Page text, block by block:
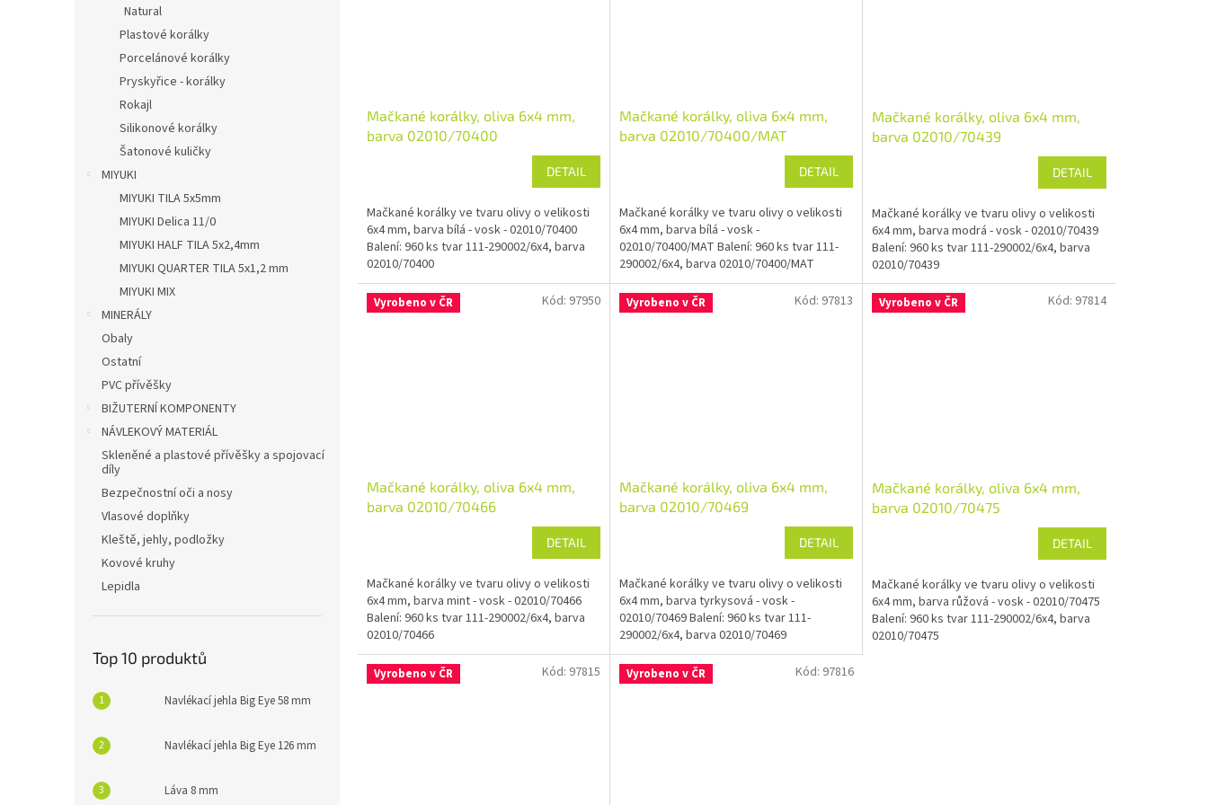
Natural
Plastové korálky
Porcelánové korálky
Pryskyřice - korálky
Rokajl
Silikonové korálky
Šatonové kuličky
MIYUKI
MIYUKI TILA 5x5mm
MIYUKI Delica 11/0
MIYUKI HALF TILA 5x2,4mm
MIYUKI QUARTER TILA 5x1,2 mm
MIYUKI MIX
MINERÁLY
Obaly
Ostatní
PVC přívěšky
BIŽUTERNÍ KOMPONENTY
NÁVLEKOVÝ MATERIÁL
Skleněné a plastové přívěšky a spojovací
díly
Bezpečnostní oči a nosy
Vlasové doplňky
Kleště, jehly, podložky
Kovové kruhy
Lepidla
Top 10 produktů
Navlékací jehla Big Eye 58 mm
Navlékací jehla Big Eye 126 mm
Láva 8 mm
Mačkané korálky, oliva 6x4 mm,
barva 02010/70400
DETAIL
Mačkané korálky ve tvaru olivy o velikosti
6x4 mm, barva bílá - vosk - 02010/70400
Balení: 960 ks tvar 111-290002/6x4, barva
02010/70400
Mačkané korálky, oliva 6x4 mm,
barva 02010/70400/MAT
DETAIL
Mačkané korálky ve tvaru olivy o velikosti
6x4 mm, barva bílá - vosk -
02010/70400/MAT Balení: 960 ks tvar 111-
290002/6x4, barva 02010/70400/MAT
Mačkané korálky, oliva 6x4 mm,
barva 02010/70439
DETAIL
Mačkané korálky ve tvaru olivy o velikosti
6x4 mm, barva modrá - vosk - 02010/70439
Balení: 960 ks tvar 111-290002/6x4, barva
02010/70439
Vyrobeno v ČR
Mačkané korálky, oliva 6x4 mm,
barva 02010/70466
DETAIL
Mačkané korálky ve tvaru olivy o velikosti
6x4 mm, barva mint - vosk - 02010/70466
Balení: 960 ks tvar 111-290002/6x4, barva
02010/70466
Kód: 97950 Vyrobeno v ČR
Mačkané korálky, oliva 6x4 mm,
barva 02010/70469
DETAIL
Mačkané korálky ve tvaru olivy o velikosti
6x4 mm, barva tyrkysová - vosk -
02010/70469 Balení: 960 ks tvar 111-
290002/6x4, barva 02010/70469
Kód: 97813 Vyrobeno v ČR
Mačkané korálky, oliva 6x4 mm,
barva 02010/70475
DETAIL
Mačkané korálky ve tvaru olivy o velikosti
6x4 mm, barva růžová - vosk - 02010/70475
Balení: 960 ks tvar 111-290002/6x4, barva
02010/70475
Kód: 97814
Vyrobeno v ČR Kód: 97815 Vyrobeno v ČR Kód: 97816